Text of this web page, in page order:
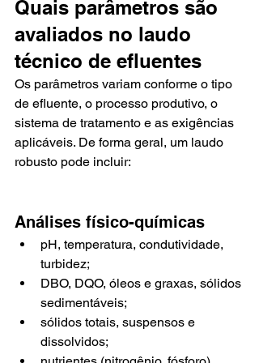
Quais parâmetros são
avaliados no laudo
técnico de efluentes
Os parâmetros variam conforme o tipo
de efluente, o processo produtivo, o
sistema de tratamento e as exigências
aplicáveis. De forma geral, um laudo
robusto pode incluir:
Análises físico-químicas
pH, temperatura, condutividade,
turbidez;
DBO, DQO, óleos e graxas, sólidos
sedimentáveis;
sólidos totais, suspensos e
dissolvidos;